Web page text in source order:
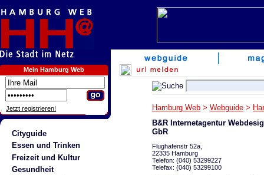
Mein Hamburg Web
Jetzt registrieren!
Cityguide
Essen und Trinken
Freizeit und Kultur
Gesundheit
Hamburg Web > Webguide >
B&R Internetagentur
GbR
Flughafenstr 52a,
22335 Hamburg
Telefon: (040) 53299227
Telefax: (040) 53299100